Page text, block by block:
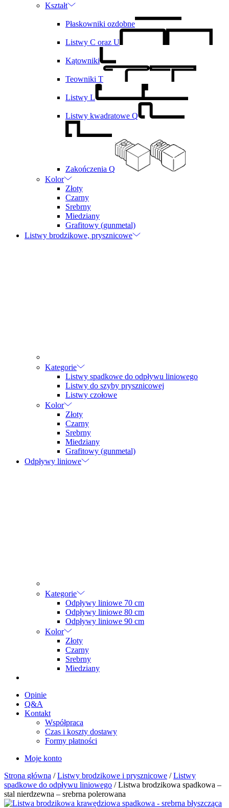
Kształt
Płaskowniki ozdobne
Listwy C oraz U
Kątowniki
Teowniki T
Listwy L
Listwy kwadratowe Q
Zakończenia Q
Kolor
Złoty
Czarny
Srebrny
Miedziany
Grafitowy (gunmetal)
Listwy brodzikowe, prysznicowe
Kategorie
Listwy spadkowe do odpływu liniowego
Listwy do szyby prysznicowej
Listwy czołowe
Kolor
Złoty
Czarny
Srebrny
Miedziany
Grafitowy (gunmetal)
Odpływy liniowe
Kategorie
Odpływy liniowe 70 cm
Odpływy liniowe 80 cm
Odpływy liniowe 90 cm
Kolor
Złoty
Czarny
Srebrny
Miedziany
Opinie
Q&A
Kontakt
Współpraca
Czas i koszty dostawy
Formy płatności
Moje konto
Strona główna /Listwy brodzikowe i prysznicowe /Listwy
spadkowe do odpływu liniowego / Listwa brodzikowa spadkowa –
stal nierdzewna – srebrna polerowana